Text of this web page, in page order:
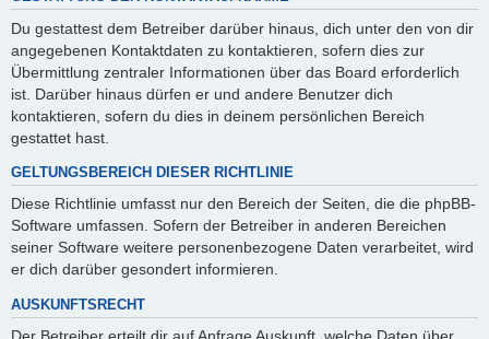
Du gestattest dem Betreiber darüber hinaus, dich unter den von dir
angegebenen Kontaktdaten zu kontaktieren, sofern dies zur
Übermittlung zentraler Informationen über das Board erforderlich
ist. Darüber hinaus dürfen er und andere Benutzer dich
kontaktieren, sofern du dies in deinem persönlichen Bereich
gestattet hast.
GELTUNGSBEREICH DIESER RICHTLINIE
Diese Richtlinie umfasst nur den Bereich der Seiten, die die phpBB-
Software umfassen. Sofern der Betreiber in anderen Bereichen
seiner Software weitere personenbezogene Daten verarbeitet, wird
er dich darüber gesondert informieren.
AUSKUNFTSRECHT